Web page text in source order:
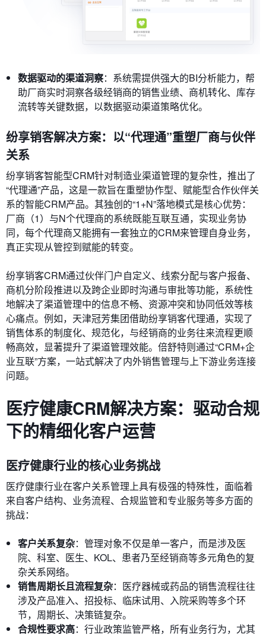
数据驱动的渠道洞察：系统需提供强大的BI分析能力，帮
助厂商实时洞察各级经销商的销售业绩、商机转化、库存
流转等关键数据，以数据驱动渠道策略优化。
纷享销客解决方案：以“代理通”重塑厂商与伙伴
关系
纷享销客智能型CRM针对制造业渠道管理的复杂性，推出了
“代理通”产品，这是一款旨在重塑协作型、赋能型合作伙伴关
系的智能CRM产品。其独创的“1+N”落地模式是核心优势：
厂商（1）与N个代理商的系统既能互联互通，实现业务协
同，每个代理商又能拥有一套独立的CRM来管理自身业务，
真正实现从管控到赋能的转变。
纷享销客CRM通过伙伴门户自定义、线索分配与客户报备、
商机分阶段推进以及跨企业即时沟通与审批等功能，系统性
地解决了渠道管理中的信息不畅、资源冲突和协同低效等核
心痛点。例如，天津冠芳集团借助纷享销客代理通，实现了
销售体系的制度化、规范化，与经销商的业务往来流程更顺
畅高效，显著提升了渠道管理效能。倍舒特则通过“CRM+企
业互联”方案，一站式解决了内外销售管理与上下游业务连接
问题。
医疗健康CRM解决方案：驱动合规
下的精细化客户运营
医疗健康行业的核心业务挑战
医疗健康行业在客户关系管理上具有极强的特殊性，面临着
来自客户结构、业务流程、合规监管和专业服务等多方面的
挑战：
客户关系复杂：管理对象不仅是单一客户，而是涉及医
院、科室、医生、KOL、患者乃至经销商等多元角色的复
杂关系网络。
销售周期长且流程复杂：医疗器械或药品的销售流程往往
涉及产品准入、招投标、临床试用、入院采购等多个环
节，周期长、决策链复杂。
合规性要求高：行业政策监管严格，所有业务行为，尤其